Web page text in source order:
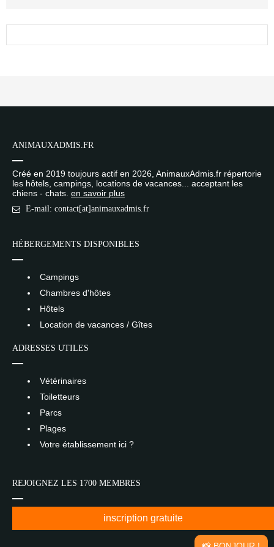
ANIMAUXADMIS.FR
Créé en 2019 toujours actif en 2026, AnimauxAdmis.fr répertorie
les hôtels, campings, locations de vacances... acceptant les
chiens - chats. en savoir plus
E-mail: contact[at]animauxadmis.fr
HÉBERGEMENTS DISPONIBLES
Campings
Chambres d'hôtes
Hôtels
Location de vacances / Gîtes
ADRESSES UTILES
Vétérinaires
Toiletteurs
Parcs
Plages
Votre établissement ici ?
REJOIGNEZ LES 1700 MEMBRES
inscription gratuite